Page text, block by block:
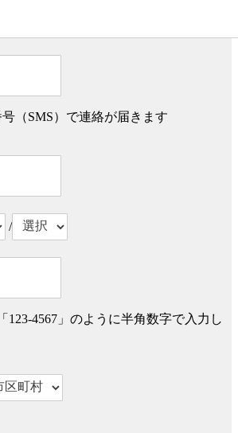
（SMS）で連絡が届きます
/
123-4567」のように半角数字で入力し